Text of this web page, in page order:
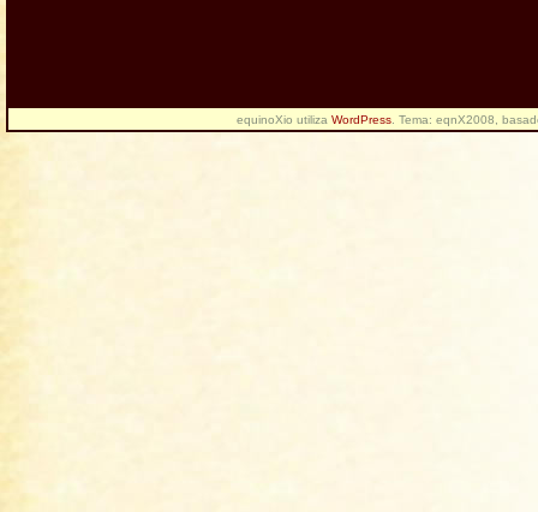
equinoXio utiliza WordPress . Tema: eqnX2008,